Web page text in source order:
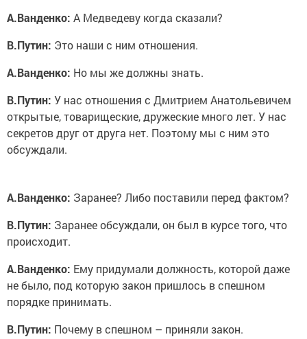
А.Ванденко: А Медведеву когда сказали?
В.Путин: Это наши с ним отношения.
А.Ванденко: Но мы же должны знать.
В.Путин: У нас отношения с Дмитрием Анатольевичем
открытые, товарищеские, дружеские много лет. У нас
секретов друг от друга нет. Поэтому мы с ним это
обсуждали.
А.Ванденко: Заранее? Либо поставили перед фактом?
В.Путин: Заранее обсуждали, он был в курсе того, что
происходит.
А.Ванденко: Ему придумали должность, которой даже
не было, под которую закон пришлось в спешном
порядке принимать.
В.Путин: Почему в спешном – приняли закон.